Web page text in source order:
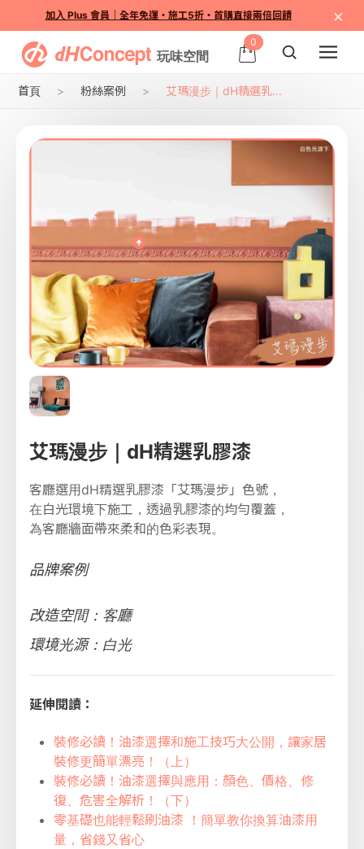
加入 Plus 會員｜全年免運・施工5折・首購直接兩倍回饋 ×
0
首頁 粉絲案例 艾瑪漫步｜dH精選乳...
艾瑪漫步｜dH精選乳膠漆
客廳選用dH精選乳膠漆「艾瑪漫步」色號，
在白光環境下施工，透過乳膠漆的均勻覆蓋，
為客廳牆面帶來柔和的色彩表現。
品牌案例
改造空間：客廳
環境光源：白光
延伸閱讀：
裝修必讀！油漆選擇和施工技巧大公開，讓家居
裝修更簡單漂亮！（上）
裝修必讀！油漆選擇與應用：顏色、價格、修
復、危害全解析！（下）
零基礎也能輕鬆刷油漆 ！簡單教你換算油漆用
量，省錢又省心